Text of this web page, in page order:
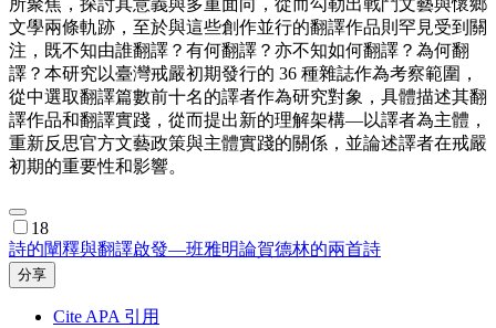
所聚焦，探討其意義與多重面向，從而勾勒出戰鬥文藝與懷鄉
文學兩條軌跡，至於與這些創作並行的翻譯作品則罕見受到關
注，既不知由誰翻譯？有何翻譯？亦不知如何翻譯？為何翻
譯？本研究以臺灣戒嚴初期發行的 36 種雜誌作為考察範圍，
從中選取翻譯篇數前十名的譯者作為研究對象，具體描述其翻
譯作品和翻譯實踐，從而提出新的理解架構—以譯者為主體，
重新反思官方文藝政策與主體實踐的關係，並論述譯者在戒嚴
初期的重要性和影響。
18
詩的闡釋與翻譯啟發—班雅明論賀德林的兩首詩
分享
Cite APA 引用